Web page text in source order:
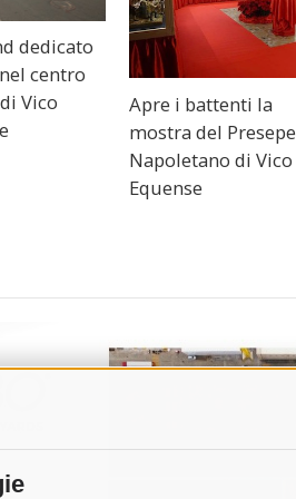
dedicato
centro
Vico
Apre i battenti la
mostra del Presepe
Napoletano di Vico
Equense